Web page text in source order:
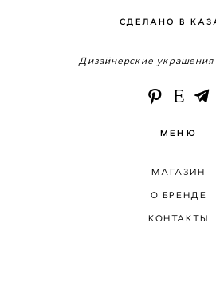
СДЕЛАНО В
Дизайнерские украшения
МЕНЮ
МАГАЗИН
О БРЕНДЕ
КОНТАКТЫ